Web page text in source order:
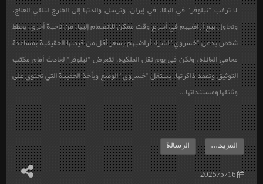
لا ترغب "نيلوفر" في البقاء في إيران، وترسل والدتها إلى الخارج لتلقي العلاج،
وتحاول بيع أراضيهم في أسرع وقت ممكن للانضمام إليها. من ناحية أخرى، يخطط
شخص يدعى "خسروي" لشراء أراضيهم بسعر أقل من قيمتها الحقيقية بمساعدة
محامي العائلة. ولكن في يوم نقل الملكية، تتعرض "نيلوفر" لحادث أمام مكتب
التوثيق وتفقد ذاكرتها. يستغل "خسروي" الوضع ويأخذ الحقيبة التي تحتوي على
وثائقها ومستنداتها…
2025/5/16
المزيد... الرسالة